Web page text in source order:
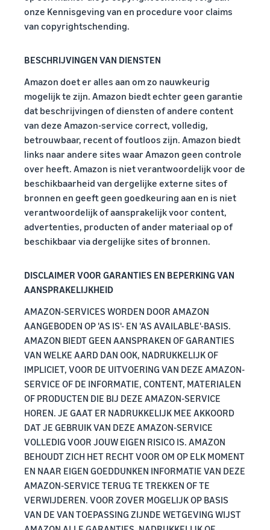
onze Kennisgeving van en procedure voor claims
van copyrightschending.
BESCHRIJVINGEN VAN DIENSTEN
Amazon doet er alles aan om zo nauwkeurig
mogelijk te zijn. Amazon biedt echter geen garantie
dat beschrijvingen of diensten of andere content
van deze Amazon-service correct, volledig,
betrouwbaar, recent of foutloos zijn. Amazon biedt
links naar andere sites waar Amazon geen controle
over heeft. Amazon is niet verantwoordelijk voor de
beschikbaarheid van dergelijke externe sites of
bronnen en geeft geen goedkeuring aan en is niet
verantwoordelijk of aansprakelijk voor content,
advertenties, producten of ander materiaal op of
beschikbaar via dergelijke sites of bronnen.
DISCLAIMER VOOR GARANTIES EN BEPERKING VAN
AANSPRAKELIJKHEID
AMAZON-SERVICES WORDEN DOOR AMAZON
AANGEBODEN OP 'AS IS'- EN 'AS AVAILABLE'-BASIS.
AMAZON BIEDT GEEN AANSPRAKEN OF GARANTIES
VAN WELKE AARD DAN OOK, NADRUKKELIJK OF
IMPLICIET, VOOR DE UITVOERING VAN DEZE AMAZON-
SERVICE OF DE INFORMATIE, CONTENT, MATERIALEN
OF PRODUCTEN DIE BIJ DEZE AMAZON-SERVICE
HOREN. JE GAAT ER NADRUKKELIJK MEE AKKOORD
DAT JE GEBRUIK VAN DEZE AMAZON-SERVICE
VOLLEDIG VOOR JOUW EIGEN RISICO IS. AMAZON
BEHOUDT ZICH HET RECHT VOOR OM OP ELK MOMENT
EN NAAR EIGEN GOEDDUNKEN INFORMATIE VAN DEZE
AMAZON-SERVICE TERUG TE TREKKEN OF TE
VERWIJDEREN. VOOR ZOVER MOGELIJK OP BASIS
VAN DE VAN TOEPASSING ZIJNDE WETGEVING WIJST